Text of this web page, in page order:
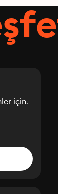
için.